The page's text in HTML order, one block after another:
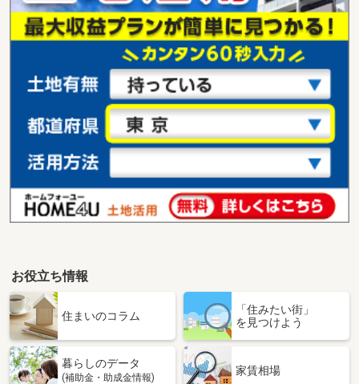
お役立ち情報
住まいのコラム
「住みたい街」
を見つけよう
暮らしのデータ
(補助金・助成金情報)
家賃相場